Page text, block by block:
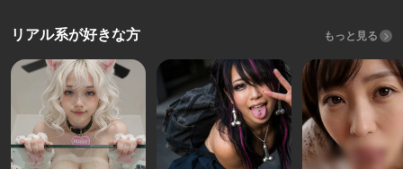
リアル系が好きな方 もっと見る